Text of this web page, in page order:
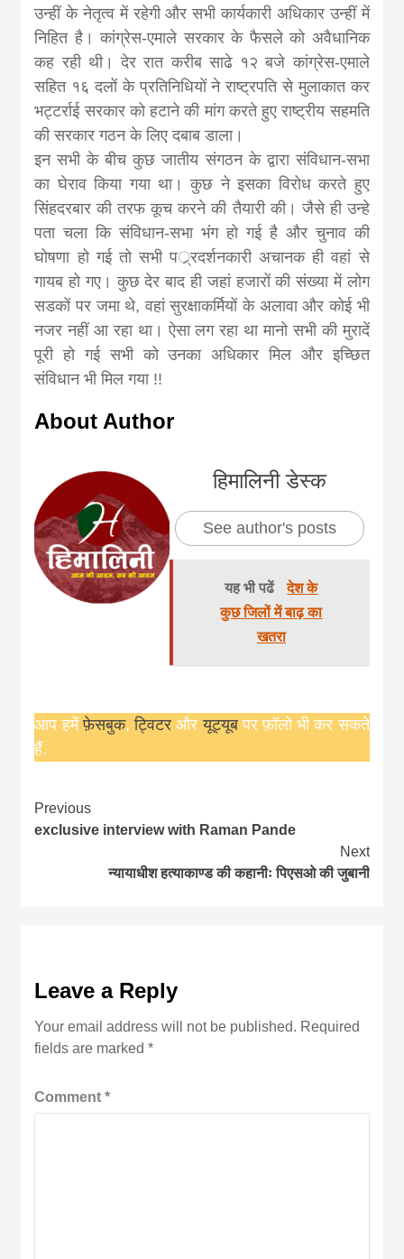
उन्हीं के नेतृत्व में रहेगी और सभी कार्यकारी अधिकार उन्हीं में
निहित है। कांग्रेस-एमाले सरकार के फैसले को अवैधानिक
कह रही थी। देर रात करीब साढे १२ बजे कांग्रेस-एमाले
सहित १६ दलों के प्रतिनिधियों ने राष्ट्रपति से मुलाकात कर
भट्टर्राई सरकार को हटाने की मांग करते हुए राष्ट्रीय सहमति
की सरकार गठन के लिए दबाब डाला।
इन सभी के बीच कुछ जातीय संगठन के द्वारा संविधान-सभा
का घेराव किया गया था। कुछ ने इसका विरोध करते हुए
सिंहदरबार की तरफ कूच करने की तैयारी की। जैसे ही उन्हे
पता चला कि संविधान-सभा भंग हो गई है और चुनाव की
घोषणा हो गई तो सभी पर््रदर्शनकारी अचानक ही वहां से
गायब हो गए। कुछ देर बाद ही जहां हजारों की संख्या में लोग
सडकों पर जमा थे, वहां सुरक्षाकर्मियों के अलावा और कोई भी
नजर नहीं आ रहा था। ऐसा लग रहा था मानो सभी की मुरादें
पूरी हो गई सभी को उनका अधिकार मिल और इच्छित
संविधान भी मिल गया !!
About Author
हिमालिनी डेस्क
See author's posts
यह भी पढें
देश के
कुछ जिलों में बाढ़ का
खतरा
आप हमेंफ़ेसबुक,ट्विटरऔरयूट्यूबपर फ़ॉलो भी कर सकते
हैं.
Continue
Reading
Previous
exclusive interview with Raman Pande
Next
न्यायाधीश हत्याकाण्ड की कहानीः पिएसओ की जुबानी
Leave a Reply
Your email address will not be published. Required
fields are marked*
Comment*